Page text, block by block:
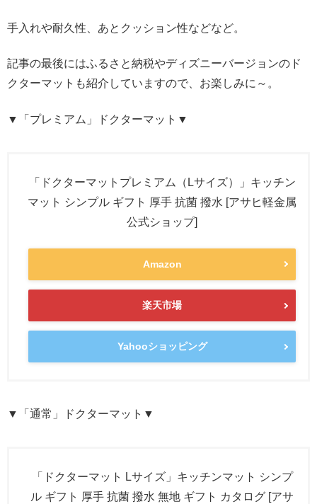
手入れや耐久性、あとクッション性などなど。
記事の最後にはふるさと納税やディズニーバージョンのド
クターマットも紹介していますので、お楽しみに～。
▼「プレミアム」ドクターマット▼
「ドクターマットプレミアム（Lサイズ）」キッチン
マット シンプル ギフト 厚手 抗菌 撥水 [アサヒ軽金属
公式ショップ]
Amazon
楽天市場
Yahooショッピング
▼「通常」ドクターマット▼
「ドクターマット Lサイズ」キッチンマット シンプ
ル ギフト 厚手 抗菌 撥水 無地 ギフト カタログ [アサ